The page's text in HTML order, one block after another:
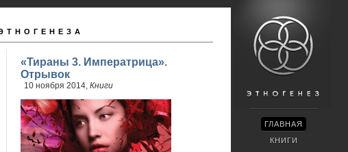
«Тираны 3. Императрица».
Отрывок
10 ноября 2014, Книги
ГЛАВНАЯ
КНИГИ